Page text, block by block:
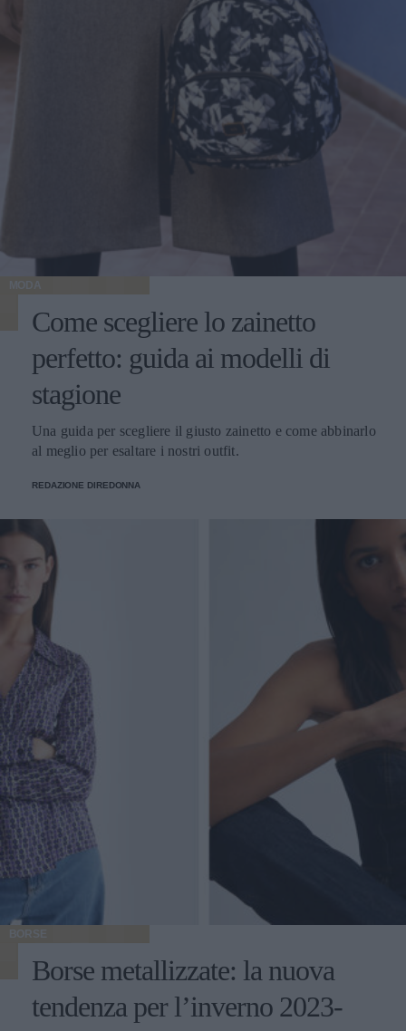
MODA
Come scegliere lo zainetto
perfetto: guida ai modelli di
stagione
Una guida per scegliere il giusto zainetto e come abbinarlo
al meglio per esaltare i nostri outfit.
REDAZIONE DIREDONNA
BORSE
Borse metallizzate: la nuova
tendenza per l’inverno 2023-